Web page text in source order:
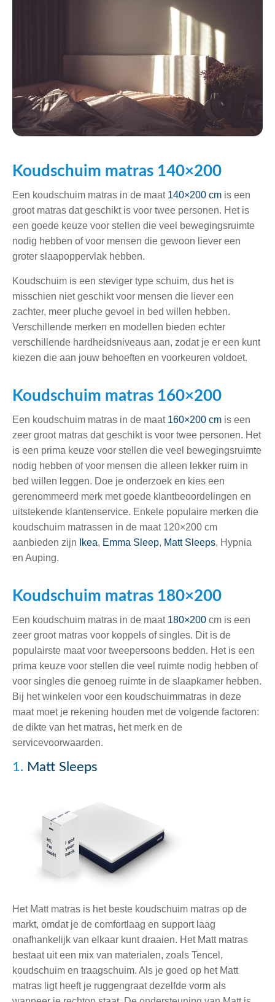
Koudschuim matras 140×200
Een koudschuim matras in de maat 140×200 cm is een
groot matras dat geschikt is voor twee personen. Het is
een goede keuze voor stellen die veel bewegingsruimte
nodig hebben of voor mensen die gewoon liever een
groter slaapoppervlak hebben.
Koudschuim is een steviger type schuim, dus het is
misschien niet geschikt voor mensen die liever een
zachter, meer pluche gevoel in bed willen hebben.
Verschillende merken en modellen bieden echter
verschillende hardheidsniveaus aan, zodat je er een kunt
kiezen die aan jouw behoeften en voorkeuren voldoet.
Koudschuim matras 160×200
Een koudschuim matras in de maat 160×200 cm is een
zeer groot matras dat geschikt is voor twee personen. Het
is een prima keuze voor stellen die veel bewegingsruimte
nodig hebben of voor mensen die alleen lekker ruim in
bed willen leggen. Doe je onderzoek en kies een
gerenommeerd merk met goede klantbeoordelingen en
uitstekende klantenservice. Enkele populaire merken die
koudschuim matrassen in de maat 120×200 cm
aanbieden zijn
Ikea, Emma Sleep, Matt Sleeps, Hypnia
en Auping.
Koudschuim matras 180×200
Een koudschuim matras in de maat 180×200 cm is een
zeer groot matras voor koppels of singles. Dit is de
populairste maat voor tweepersoons bedden. Het is een
prima keuze voor stellen die veel ruimte nodig hebben of
voor singles die genoeg ruimte in de slaapkamer hebben.
Bij het winkelen voor een koudschuimmatras in deze
maat moet je rekening houden met de volgende factoren:
de dikte van het matras, het merk en de
servicevoorwaarden.
1. Matt Sleeps
Het Matt matras is het beste koudschuim matras op de
markt, omdat je de comfortlaag en support laag
onafhankelijk van elkaar kunt draaien. Het Matt matras
bestaat uit een mix van materialen, zoals Tencel,
koudschuim en traagschuim. Als je goed op het Matt
matras ligt heeft je ruggengraat dezelfde vorm als